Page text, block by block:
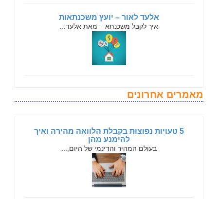
אלעד לאור – יועץ משכנתאות
איך לקבל משכנתא – מאת אלעד...
מאמרים אחרונים
5 טעויות נפוצות בקבלת הלוואה מהירה ואיך
להימנע מהן
בעולם המהיר והדינמי של היום,...